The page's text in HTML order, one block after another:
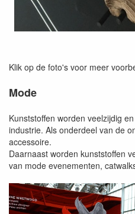
Klik op de foto's voor meer
Mode
Kunststoffen worden veelzijdig
industrie. Als onderdeel van de
accessoire.
Daarnaast worden kunststoffen
van mode evenementen,